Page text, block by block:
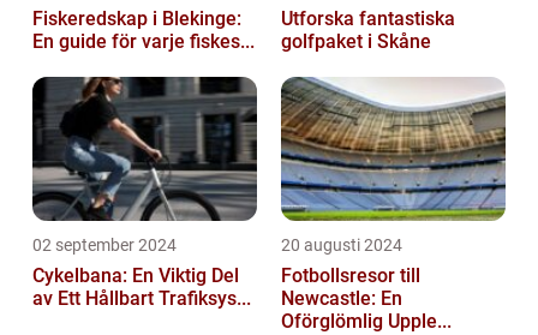
Fiskeredskap i Blekinge:
En guide för varje fiskes...
Utforska fantastiska
golfpaket i Skåne
02 september 2024
Cykelbana: En Viktig Del
av Ett Hållbart Trafiksys...
20 augusti 2024
Fotbollsresor till
Newcastle: En
Oförglömlig Upple...